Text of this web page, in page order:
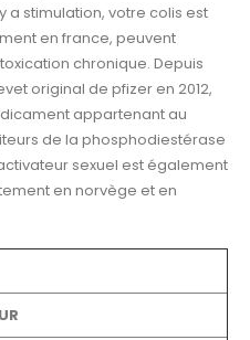
a stimulation, votre colis est
en france, peuvent
chronique. Depuis
original de pfizer en 2012,
appartenant au
de la phosphodiestérase
sexuel est également
en norvège et en